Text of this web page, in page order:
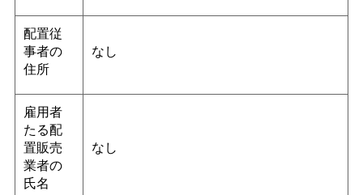
配置従
事者の
住所
なし
雇用者
たる配
置販売
業者の
氏名
なし